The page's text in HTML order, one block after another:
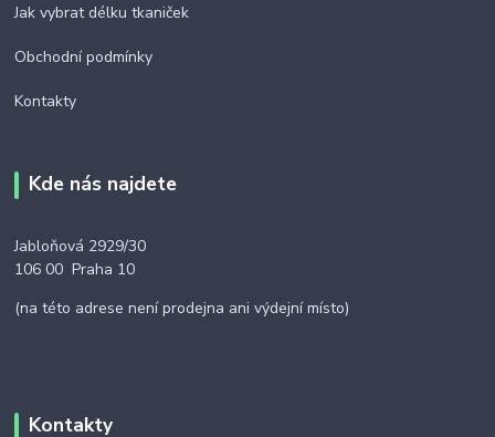
Jak vybrat délku tkaniček
Obchodní podmínky
Kontakty
Kde nás najdete
Jabloňová 2929/30
106 00 Praha 10
(na této adrese není prodejna ani výdejní místo)
Kontakty